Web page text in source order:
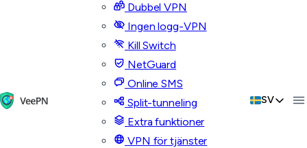
Dubbel VPN
Ingen logg-VPN
Kill Switch
NetGuard
Online SMS
Split-tunneling
Extra funktioner
VPN för tjänster
SV